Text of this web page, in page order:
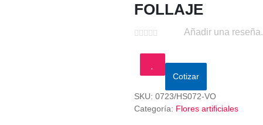
FOLLAJE
Añadir una reseña.
Cotizar
SKU:0723/HS072-VO
Categoría: Flores artificiales